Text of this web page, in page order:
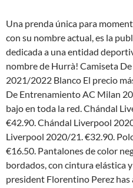
Una prenda única para
con su nombre actual, es la
dedicada a una entidad
nombre de Hurrà! Camiseta
2021/2022 Blanco El precio
De Entrenamiento AC Milan
bajo en toda la red. Chándal
€42.90. Chándal Liverpool
Liverpool 2020/21. €32.90.
€16.50. Pantalones de color
bordados, con cintura elástica
president Florentino Perez